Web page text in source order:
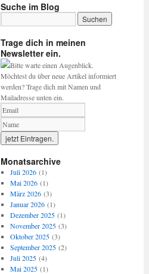
Suche im Blog
Trage dich in meinen
Newsletter ein.
Bitte warte einen Augenblick.
Möchtest du über neue Artikel informiert
werden? Trage dich mit Namen und
Mailadresse unten ein.
Monatsarchive
Juli 2026(1)
Mai 2026(1)
März 2026(3)
Januar 2026(1)
Dezember 2025(1)
November 2025(3)
Oktober 2025(3)
September 2025(2)
Juli 2025(4)
Mai 2025(1)